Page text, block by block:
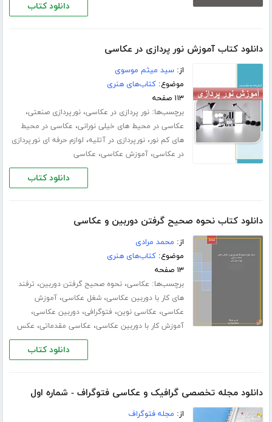
دانلود کتاب
دانلود کتاب آموزش نور پردازی در عکاسی
از:سید میثم موسوی
موضوع:کتاب‌های هنری
۱۱۳ صفحه
برچسب‌ها:نور پردازی در عکاسی،نورپردازی صنعتی،
عکاسی در محیط های خیلی نورانی، عکاسی در محیط
های کم نور،نورپردازی در آتلیه، لوازم حرفه ای نورپردازی
در عکاسی،آموزش عکاسی، عکاسی
دانلود کتاب
دانلود کتاب نحوه صحیح گرفتن دوربین و عکاسی
از: محمد مرادی
موضوع:کتاب‌های هنری
۱۳ صفحه
برچسب‌ها: عکاسی،نحوه صحیح گرفتن دوربین، ترفند
های کار با دوربین عکاسی،شغل عکاسی،آموزش
عکاسی، عکاسی نوین، فتوگرافی،دوربین عکاسی،
آموزش کار با دوربین عکاسی، عکاسی مقدماتی، عکس
دانلود کتاب
دانلود مجله تخصصی گرافیک و عکاسی فتوگراف - شماره اول
از: مجله فتوگراف